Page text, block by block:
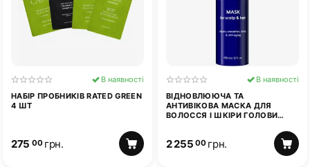
НАБІР ПРОБНИКІВ RATED GREEN
4 ШТ
В наявності
275 00 грн.
ВІДНОВЛЮЮЧА ТА
АНТИВІКОВА МАСКА ДЛЯ
ВОЛОССЯ І ШКІРИ ГОЛОВИ
В наявності
2 255 00 грн.